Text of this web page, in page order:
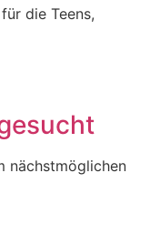
die Teens,
nächstmöglichen